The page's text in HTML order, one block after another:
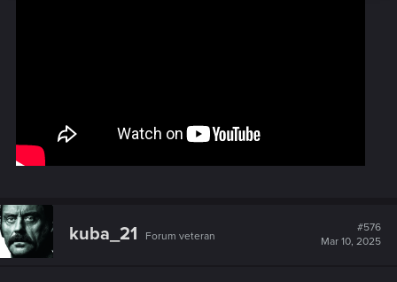
kuba_21 Forum veteran
#576
Mar 10, 2025